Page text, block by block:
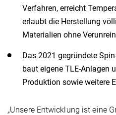
Verfahren, erreicht
erlaubt die Herstellung
Materialien ohne
Das 2021 gegründete
baut eigene TLE-Anlagen
Produktion sowie weitere
„Unsere Entwicklung ist eine